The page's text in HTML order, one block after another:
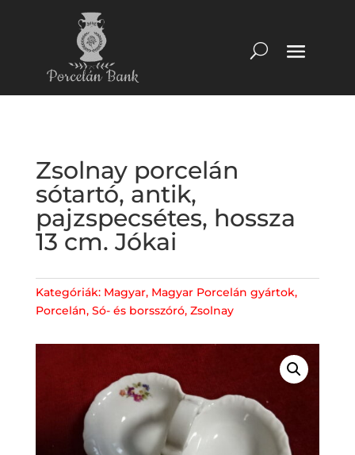
Zsolnay porcelán
sótartó, antik,
pajzspecsétes, hossza
13 cm. Jókai
Kategóriák: Magyar, Magyar Porcelán gyártok,
Porcelán, Só- és borsszóró, Zsolnay